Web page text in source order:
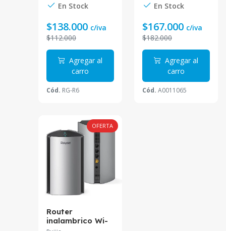
En Stock
$138.000 c/iva
$112.000
Agregar al
carro
Cód. RG-R6
En Stock
$167.000 c/iva
$182.000
Agregar al
carro
Cód. A0011065
OFERTA
Router
inalambrico Wi-